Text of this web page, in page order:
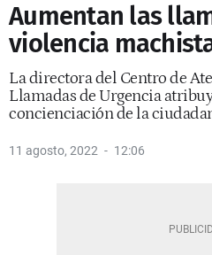
Aumentan las
violencia
La directora del Centro de
Llamadas de Urgencia
concienciación de la
11 agosto, 2022 12:06